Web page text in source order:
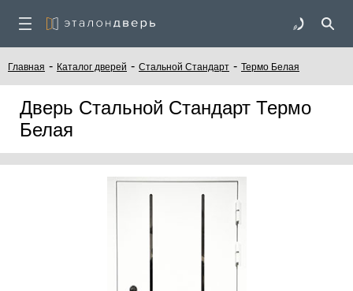
Главная - Каталог дверей - Стальной Стандарт - Термо Белая
Дверь Стальной Стандарт Термо
Белая